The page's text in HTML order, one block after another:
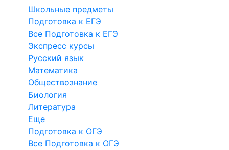
Школьные предметы
Подготовка к ЕГЭ
Все Подготовка к ЕГЭ
Экспресс курсы
Русский язык
Математика
Обществознание
Биология
Литература
Еще
Подготовка к ОГЭ
Все Подготовка к ОГЭ